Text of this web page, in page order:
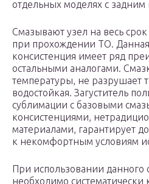
отдельных моделях с
Смазывают узел на весь
при прохождении ТО. Данная
консистенция имеет ряд
остальными аналогами.
температуры, не разрушает
водостойкая. Загуститель
сублимации с базовыми
консистенциями,
материалами, гарантирует
к некомфортным условиям
При использовании данного
необходимо систематически